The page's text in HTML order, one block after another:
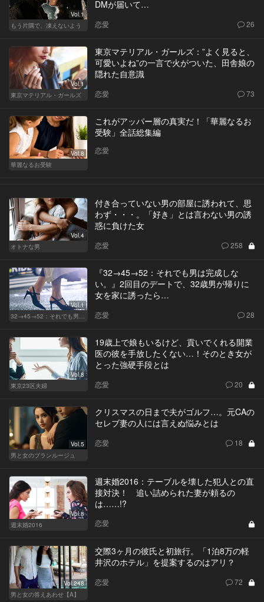
Vol.1
もう片隅で、凍えないよう
DMが届いて…
恋愛 26
Vol.1
東京マテリアル・ガールズ
東京マテリアル・ガールズ：”よく見ると、
可愛いよね”の一言で火がついた、田舎娘の
隠れた自意識
恋愛 73
Vol.8
華麗なるお受験
これがアッパー層の真実だ！「華麗なるお
受験」全話総集編
恋愛
Vol.4
オトナな男
付き合っていない男の部屋に誘われて、思
わず・・・。「好き」とは言わない男の誘
惑に負けた女
恋愛 258
Vol.1
32→45→52：それでも男は完成しない。
『32→45→52：それでも男は完成しな
い。』2回目のデートで、32歳男が帰りに
女を家に誘ったら…
恋愛 28
Vol.8
東京23区夫婦
19歳上で娘もいるけど、貢いでくれる開業
医の彼を手放したくない…！そのとき女が
とった強硬手段とは
恋愛 20
Vol.5
男と女のブランルージュ
クリスマスの日まで夫がゴルフ…。元CAの
セレブ妻の人には言えぬ悩みとは
恋愛 18
Vol.8
週末婚2016
週末婚2016：テーブルを壊した犯人との直
接対決！ 追い詰められた妻が頼るの
は……!?
恋愛
Vol.248
男と女の答えあわせ【A】
交際3ヶ月の彼氏と初旅行。「1泊8万の軽
井沢のホテル」を提案するのはアリ？
恋愛 72